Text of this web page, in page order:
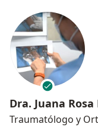
Dra. Juana
Traumatólogo y